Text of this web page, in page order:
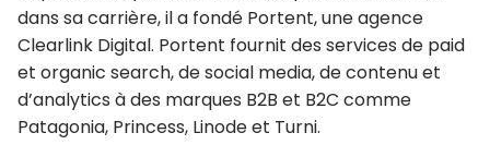
dans sa carrière, il a fondé Portent, une agence
Clearlink Digital. Portent fournit des services de paid
et organic search, de social media, de contenu et
d’analytics à des marques B2B et B2C comme
Patagonia, Princess, Linode et Turni.